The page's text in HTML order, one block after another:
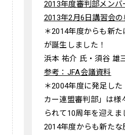
2013年度審判部メンバ
2013年2月6日講習会
＊2014年度からも新
が誕生しました！
浜本 祐介 氏・須谷 雄
参考：JFA会議資料
＊2004年度に発足し
カー連盟審判部」は様
られて10周年を迎えま
2014年度からも新た